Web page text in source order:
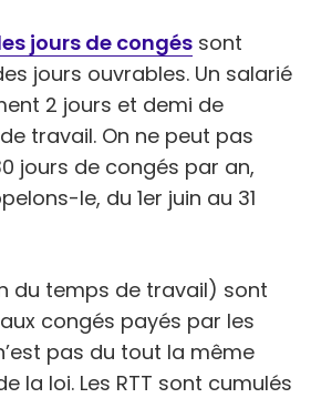
jours de congés sont
jours ouvrables. Un salarié
2 jours et demi de
travail. On ne peut pas
jours de congés par an,
le, du 1er juin au 31
du temps de travail) sont
congés payés par les
pas du tout la même
la loi. Les RTT sont cumulés